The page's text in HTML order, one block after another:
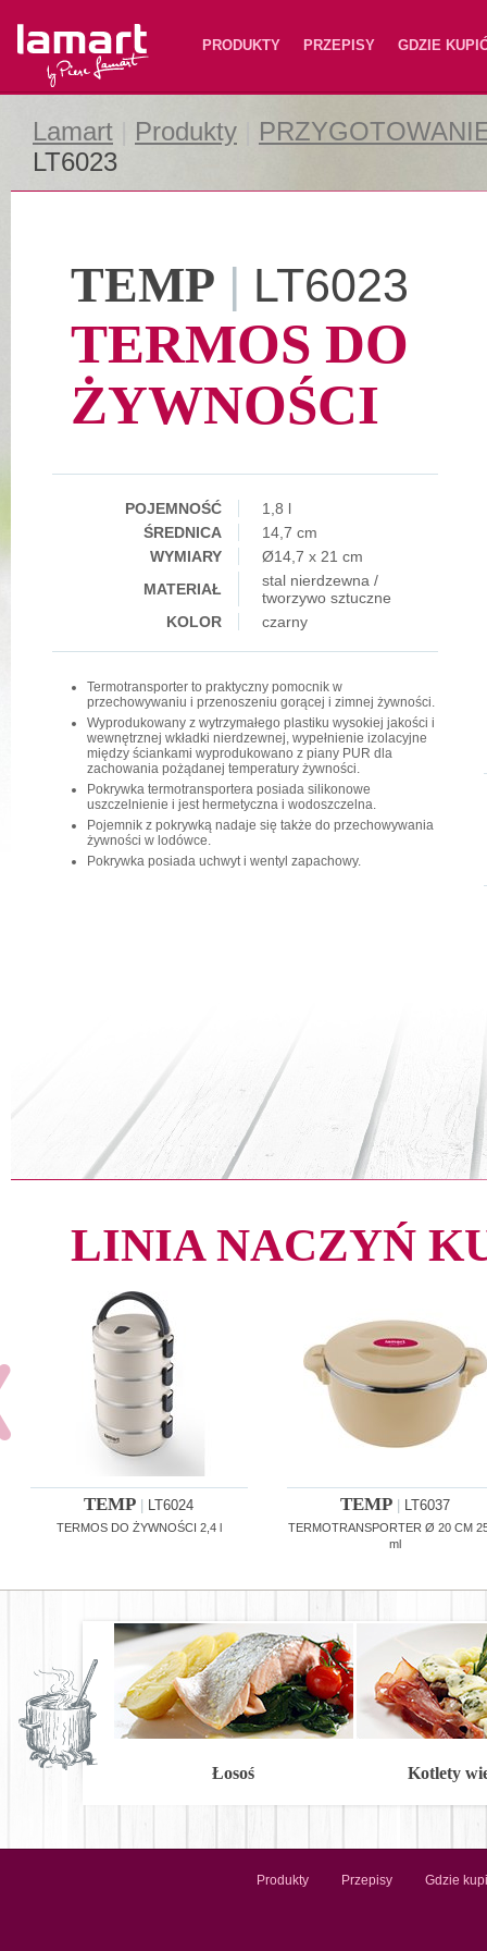
Lamart PRODUKTY PRZEPISY GDZIE
Lamart Produkty
LT6023
TEMP | LT6023
TERMOS DO
ŻYWNOŚCI
POJEMNOŚĆ
1,8 l
ŚREDNICA
14,7 cm
WYMIARY
Ø14,7 x 21 cm
MATERIAŁ
stal nierdzewna /
tworzywo sztuczne
KOLOR
czarny
Termotransporter to praktyczny pomocnik w
przechowywaniu i przenoszeniu gorącej i zimnej żywności.
Wyprodukowany z wytrzymałego plastiku wysokiej jakości i
wewnętrznej wkładki nierdzewnej, wypełnienie izolacyjne
między ściankami wyprodukowano z piany PUR dla
zachowania pożądanej temperatury żywności.
Pokrywka termotransportera posiada silikonowe
uszczelnienie i jest hermetyczna i wodoszczelna.
Pojemnik z pokrywką nadaje się także do przechowywania
żywności w lodówce.
Pokrywka posiada uchwyt i wentyl zapachowy.
LINIA NACZYŃ
TEMP LT6024
TERMOS DO ŻYWNOŚCI 2,4 l
TEMP LT6037
TERMOTRANSPORTER Ø 20 CM
ml
Łosoś Kotlety
Produkty Przepisy Gdzie